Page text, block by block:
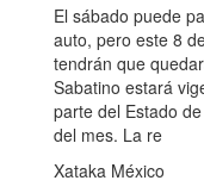
El sábado puede
auto, pero este 8
tendrán que
Sabatino estará
parte del Estado
del mes. La re
Xataka México